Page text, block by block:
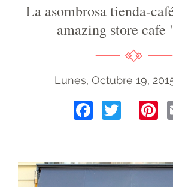
La asombrosa tienda-
amazing store
Lunes, Octubre 19,